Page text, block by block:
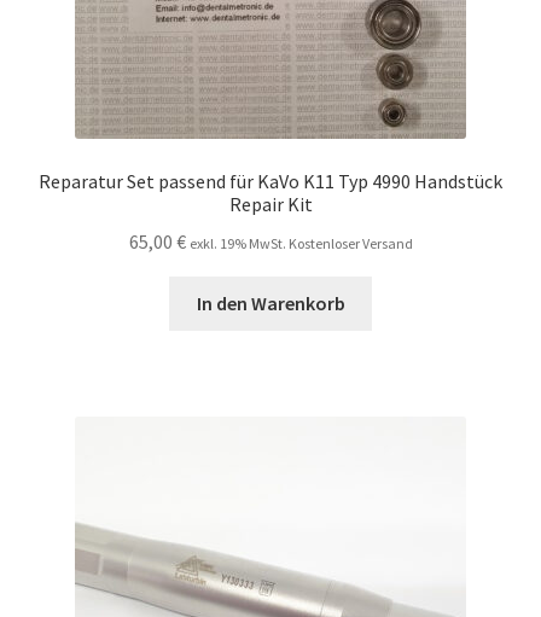
Reparatur Set passend für KaVo K11 Typ 4990 Handstück
Repair Kit
65,00 € exkl. 19% MwSt. Kostenloser Versand
In den Warenkorb